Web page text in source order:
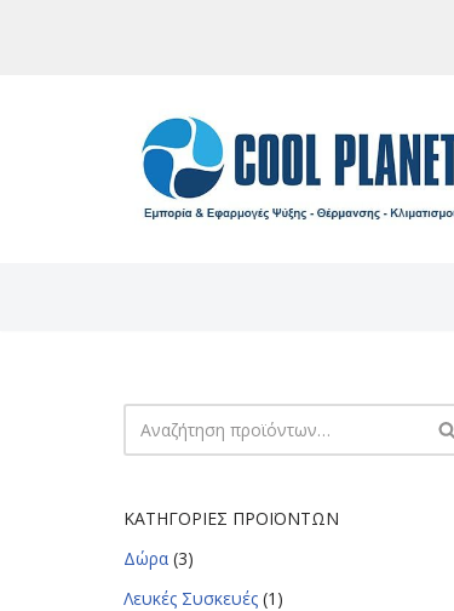
ΚΑΤΗΓΟΡΊΕΣ ΠΡΟΪΌΝΤΩΝ
Δώρα (3)
Λευκές Συσκευές (1)